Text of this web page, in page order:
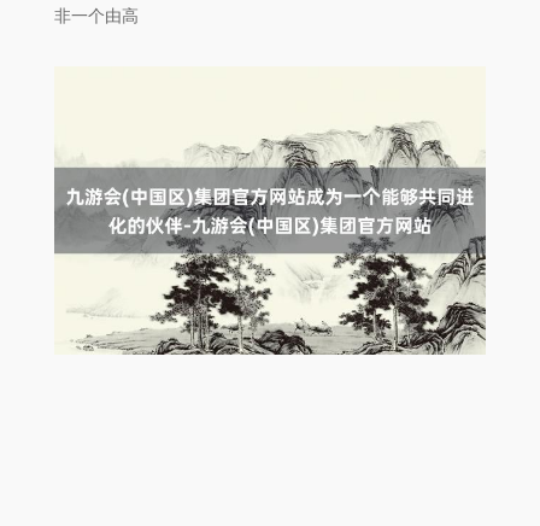
非一个由高